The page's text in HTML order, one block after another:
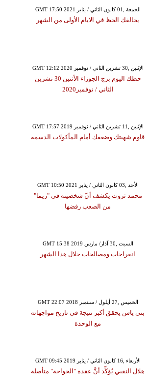
GMT 17:50 2021 الجمعة ,01 كانون الثاني / يناير
يحالفك الحظ في الايام الأولى من الشهر
GMT 12:12 2020 الإثنين ,30 تشرين الثاني / نوفمبر
حظك اليوم برج الجوزاء الأثنين 30 تشرين
الثاني / نوفمبر2020
GMT 17:57 2019 الإثنين ,11 تشرين الثاني / نوفمبر
قاوم شهيتك وضعفك أمام المأكولات الدسمة
GMT 10:50 2021 الأحد ,03 كانون الثاني / يناير
محمد ثروت يكشف أنّ شخصيته في "ريما"
من الصعب رفضها
GMT 15:38 2019 السبت ,30 آذار/ مارس
انفراجات ومصالحات خلال هذا الشهر
GMT 22:07 2018 الخميس ,27 أيلول / سبتمبر
بنى ياس يحقق أكبر نتيجة فى تاريخ مواجهاته
مع الوحدة
GMT 09:45 2019 الأربعاء ,16 كانون الثاني / يناير
هلال النقبي يُؤكِّد أنَّ عقدة "الخواجة" متأصلة